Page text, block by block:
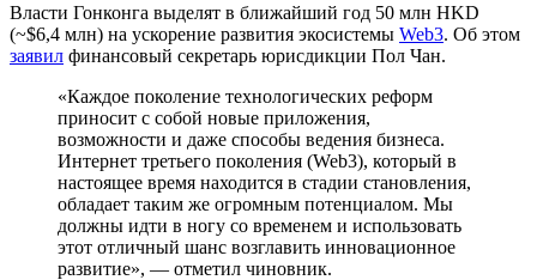
Власти Гонконга выделят в ближайший год 50 млн HKD
(~$6,4 млн) на ускорение развития экосистемы Web3. Об этом
заявил финансовый секретарь юрисдикции Пол Чан.
«Каждое поколение технологических реформ
приносит с собой новые приложения,
возможности и даже способы ведения бизнеса.
Интернет третьего поколения (Web3), который в
настоящее время находится в стадии становления,
обладает таким же огромным потенциалом. Мы
должны идти в ногу со временем и использовать
этот отличный шанс возглавить инновационное
развитие», — отметил чиновник.